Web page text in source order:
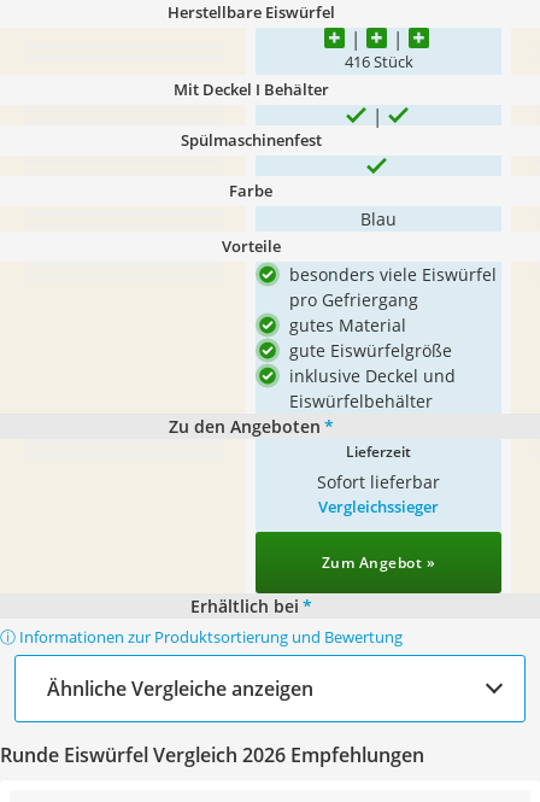
Herstellbare Eiswürfel
416 Stück
Mit Deckel I Behälter
Spülmaschinenfest
Farbe
Blau
Vorteile
besonders viele Eiswürfel
pro Gefriergang
gutes Material
gute Eiswürfelgröße
inklusive Deckel und
Eiswürfelbehälter
Zu den Angeboten *
Lieferzeit
Sofort lieferbar
Vergleichssieger
Zum Angebot »
Erhältlich bei *
ⓘ Informationen zur Produktsortierung und Bewertung
Ähnliche Vergleiche anzeigen
Runde Eiswürfel Vergleich 2026 Empfehlungen